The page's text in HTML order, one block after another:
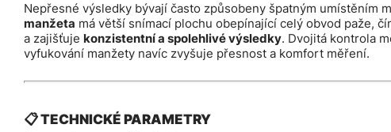
Nepřesné výsledky bývají často způsobeny špatným umístěním
manžeta má větší snímací plochu obepínající celý obvod paže,
a zajišťuje konzistentní a spolehlivé výsledky. Dvojitá kontrola
vyfukování manžety navíc zvyšuje přesnost a komfort měření.
📋 TECHNICKÉ PARAMETRY